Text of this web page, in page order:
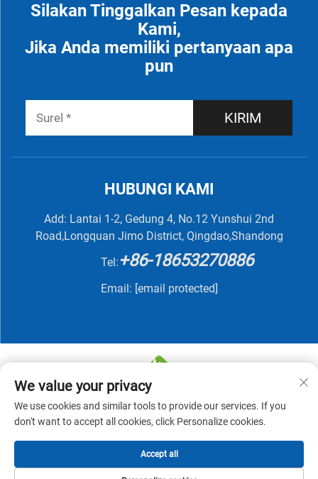
Silakan Tinggalkan Pesan kepada
Kami,
Jika Anda memiliki pertanyaan apa
pun
KIRIM
HUBUNGI KAMI
Add: Lantai 1-2, Gedung 4, No.12 Yunshui 2nd
Road,Longquan Jimo District, Qingdao,Shandong
Tel:+86-18653270886
Email: [email protected]
Hak Cipta © 2025 oleh QINGDAO NUTRIVIT BIOTECH
CO., LTD - Kebijakan Privasi
We value your privacy
We use cookies and similar tools to provide our services. If you
don't want to accept all cookies, click Personalize cookies.
Accept all